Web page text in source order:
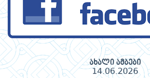
ახალი ამბები
14.06.2026